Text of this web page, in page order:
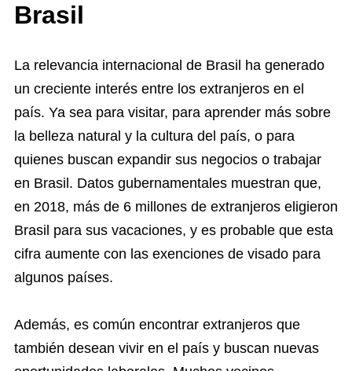
Brasil
La relevancia internacional de Brasil ha generado
un creciente interés entre los extranjeros en el
país. Ya sea para visitar, para aprender más sobre
la belleza natural y la cultura del país, o para
quienes buscan expandir sus negocios o trabajar
en Brasil. Datos gubernamentales muestran que,
en 2018, más de 6 millones de extranjeros eligieron
Brasil para sus vacaciones, y es probable que esta
cifra aumente con las exenciones de visado para
algunos países.
Además, es común encontrar extranjeros que
también desean vivir en el país y buscan nuevas